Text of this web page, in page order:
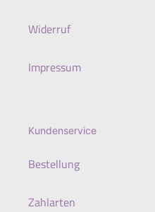
Widerruf
Impressum
Kundenservice
Bestellung
Zahlarten